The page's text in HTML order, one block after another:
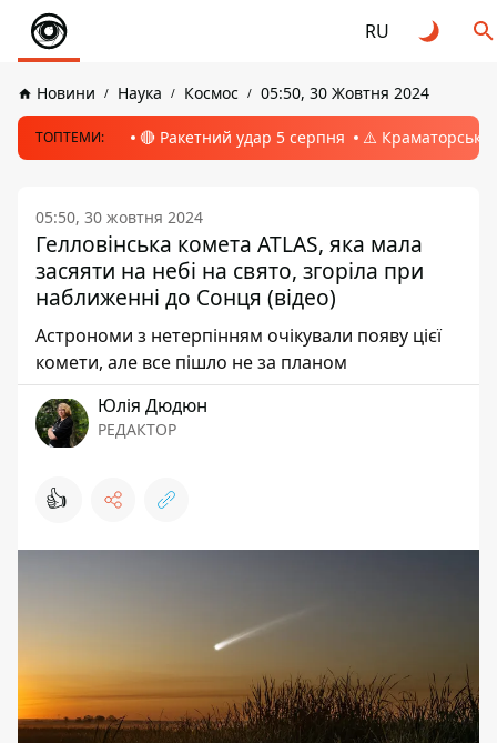
RU
Новини Наука Космос 05:50, 30 Жовтня 2024
ТОПТЕМИ: 🔴 Ракетний удар 5 серпня ⚠️ Краматорськ,
05:50, 30 жовтня 2024
Гелловінська комета ATLAS, яка мала
засяяти на небі на свято, згоріла при
наближенні до Сонця (відео)
Астрономи з нетерпінням очікували появу цієї
комети, але все пішло не за планом
Юлія Дюдюн
РЕДАКТОР
👍